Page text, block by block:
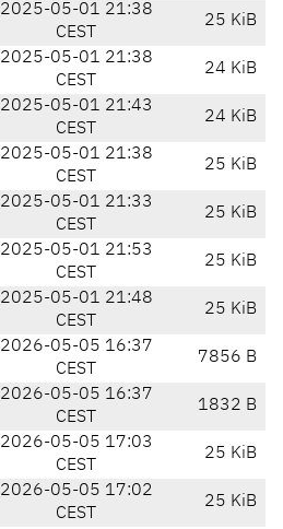
2025-05-01 21:38
CEST
25 KiB
2025-05-01 21:38
CEST
24 KiB
2025-05-01 21:43
CEST
24 KiB
2025-05-01 21:38
CEST
25 KiB
2025-05-01 21:33
CEST
25 KiB
2025-05-01 21:53
CEST
25 KiB
2025-05-01 21:48
CEST
25 KiB
2026-05-05 16:37
CEST
7856 B
2026-05-05 16:37
CEST
1832 B
2026-05-05 17:03
CEST
25 KiB
2026-05-05 17:02
CEST
25 KiB